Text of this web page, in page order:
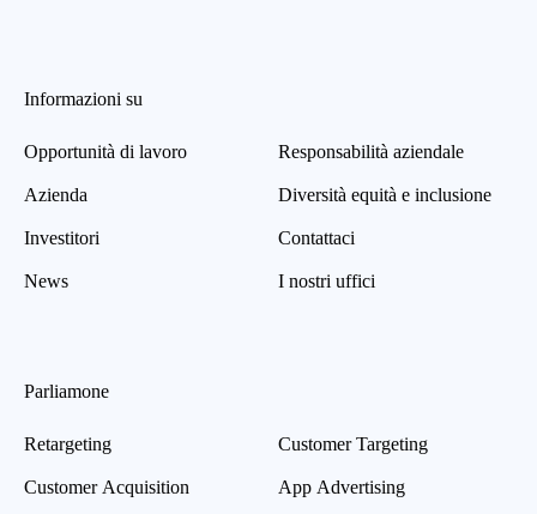
Informazioni su
Opportunità di lavoro
Azienda
Investitori
News
Responsabilità aziendale
Diversità equità e inclusione
Contattaci
I nostri uffici
Parliamone
Retargeting
Customer Acquisition
Customer Targeting
App Advertising